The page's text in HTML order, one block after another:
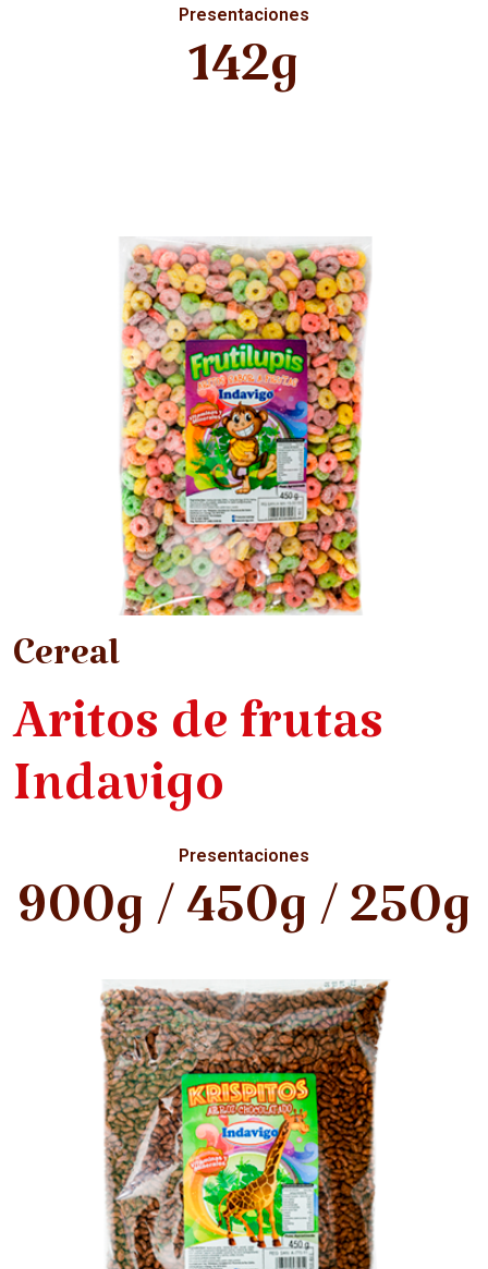
Presentaciones
142g
Cereal
Aritos de frutas
Indavigo
Presentaciones
900g / 450g / 250g